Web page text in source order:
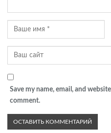
Save my name, email, and
comment.